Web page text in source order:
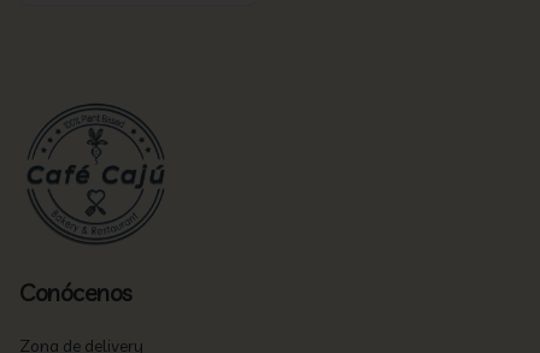
Conócenos
Zona de delivery